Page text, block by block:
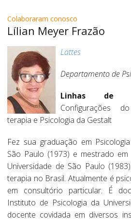
Colaboraram conosco
Lílian Meyer Frazão
Lattes
Departamento de
Linhas de
Configurações
terapia e Psicologia da Gestalt
Fez sua graduação em
São Paulo (1973) e mestrado em
Universidade de São Paulo
terapia no Brasil. Atualmente é
em consultório particular. É
Instituto de Psicologia da
docente covidada em diversos